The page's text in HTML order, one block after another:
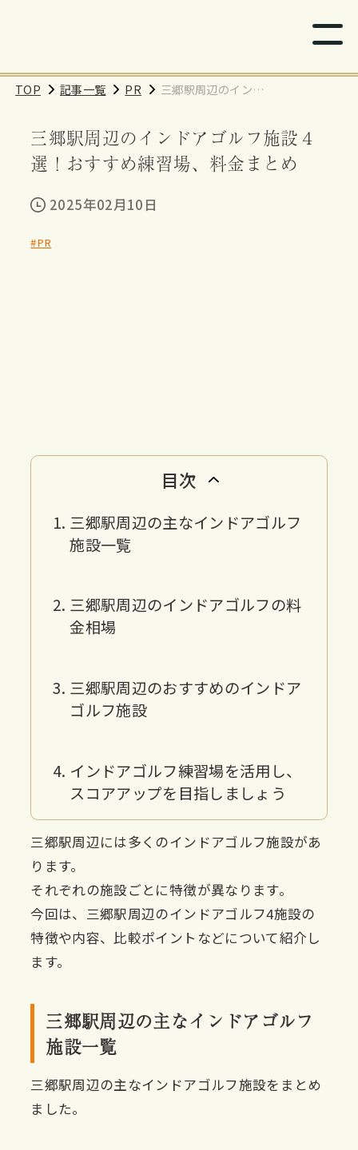
TOP 記事一覧 PR
三郷駅周辺のインド
おすすめ練習場、料
金まとめ
三郷駅周辺のインドアゴルフ施設４
選！おすすめ練習場、料金まとめ
2025年02月10日
#PR
目次
三郷駅周辺の主なインドアゴルフ
施設一覧
三郷駅周辺のインドアゴルフの料
金相場
三郷駅周辺のおすすめのインドア
ゴルフ施設
インドアゴルフ練習場を活用し、
スコアアップを目指しましょう
三郷駅周辺には多くのインドアゴルフ施設があ
ります。
それぞれの施設ごとに特徴が異なります。
今回は、三郷駅周辺のインドアゴルフ4施設の
特徴や内容、比較ポイントなどについて紹介し
ます。
三郷駅周辺の主なインドアゴルフ
施設一覧
三郷駅周辺の主なインドアゴルフ施設をまとめ
ました。